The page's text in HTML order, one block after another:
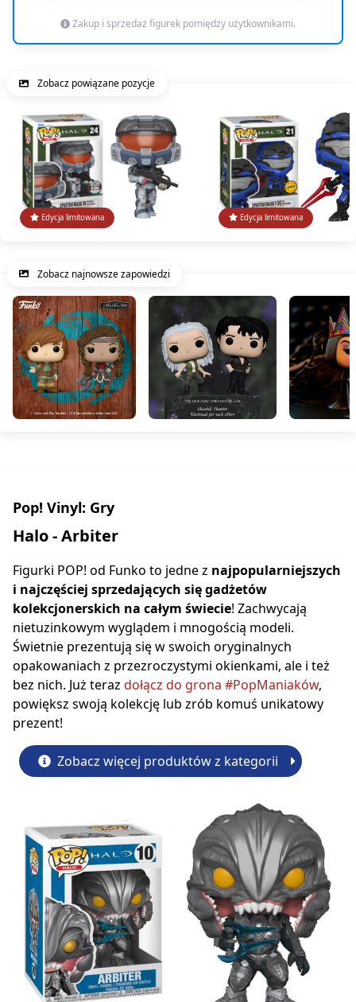
Zakup i sprzedaż figurek pomiędzy użytkownikami.
Zobacz powiązane pozycje
Edycja limitowana Edycja limitowana
Zobacz najnowsze zapowiedzi
Pop! Vinyl: Gry
Halo - Arbiter
Figurki POP! od Funko to jedne z najpopularniejszych
i najczęściej sprzedających się gadżetów
kolekcjonerskich na całym świecie! Zachwycają
nietuzinkowym wyglądem i mnogością modeli.
Świetnie prezentują się w swoich oryginalnych
opakowaniach z przezroczystymi okienkami, ale i też
bez nich. Już teraz dołącz do grona #PopManiaków,
powiększ swoją kolekcję lub zrób komuś unikatowy
prezent!
Zobacz więcej produktów z kategorii